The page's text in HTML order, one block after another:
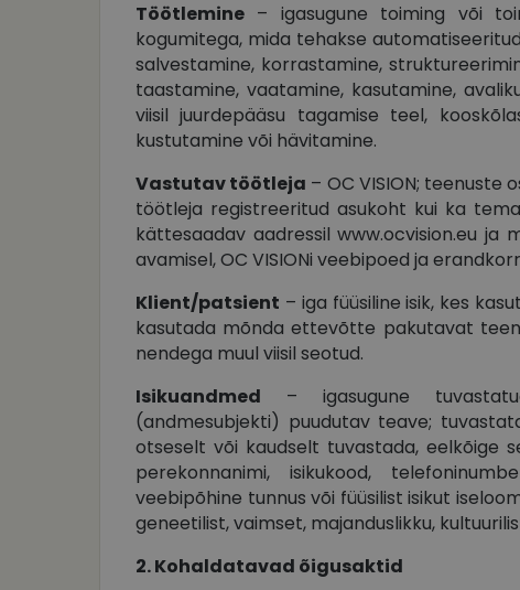
Töötlemine – igasugune toiming või
kogumitega, mida tehakse
salvestamine, korrastamine,
taastamine, vaatamine, kasutamine,
viisil juurdepääsu tagamise teel,
kustutamine või hävitamine.
Vastutav töötleja – OC VISION; teenuste
töötleja registreeritud asukoht kui ka
kättesaadav aadressil www.ocvision.eu ja
avamisel, OC VISIONi veebipoed ja
Klient/patsient – iga füüsiline isik, kes
kasutada mõnda ettevõtte pakutavat
nendega muul viisil seotud.
Isikuandmed – igasugune
(andmesubjekti) puudutav teave;
otseselt või kaudselt tuvastada, eelkõige
perekonnanimi, isikukood,
veebipõhine tunnus või füüsilist isikut
geneetilist, vaimset, majanduslikku,
2. Kohaldatavad õigusaktid